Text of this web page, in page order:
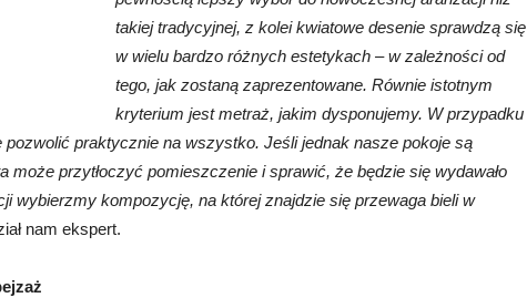
takiej tradycyjnej, z kolei kwiatowe desenie sprawdzą się
w wielu bardzo różnych estetykach – w zależności od
tego, jak zostaną zaprezentowane. Równie istotnym
kryterium jest metraż, jakim dysponujemy. W przypadku
praktycznie na wszystko. Jeśli jednak nasze pokoje są
może przytłoczyć pomieszczenie i sprawić, że będzie się wydawało
wybierzmy kompozycję, na której znajdzie się przewaga bieli w
nam ekspert.